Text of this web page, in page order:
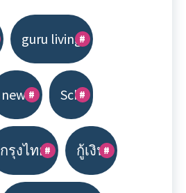
guru living
news Scb
กรุงไทย กู้เงิน